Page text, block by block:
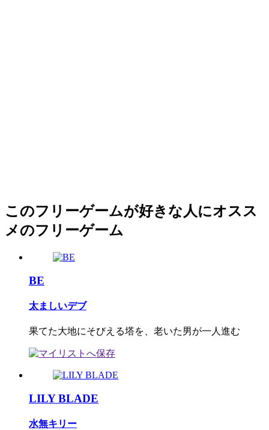
このフリーゲームが好きな人にオスス
メのフリーゲーム
BE
太ましいデブ
果てた大地にそびえる塔を、老いた男が一人進む
LILY BLADE
水無キリー